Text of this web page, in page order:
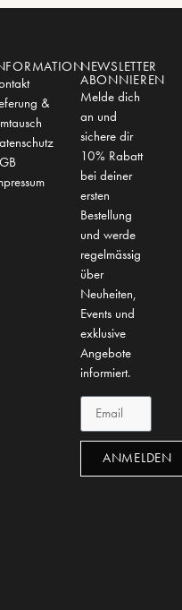
&
NEWSLETTER
ABONNIEREN
Melde dich
an und
sichere dir
10% Rabatt
bei deiner
ersten
Bestellung
und werde
regelmässig
über
Neuheiten,
Events und
exklusive
Angebote
informiert.
ANMELDEN